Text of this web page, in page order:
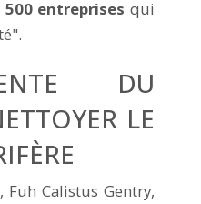
500 entreprises qui
DU
LE
Calistus Gentry,